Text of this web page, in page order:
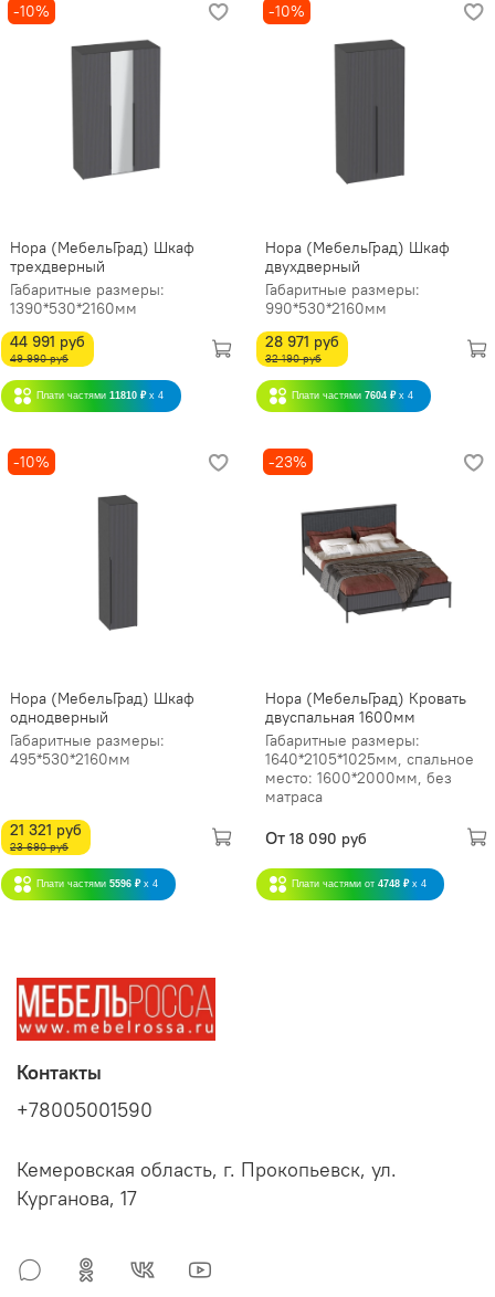
-10%
Нора (МебельГрад) Шкаф
трехдверный
Габаритные размеры:
1390*530*2160мм
44 991 руб
49 990 руб
Плати частями 11810 ₽ x 4
-10%
Нора (МебельГрад) Шкаф
двухдверный
Габаритные размеры:
990*530*2160мм
28 971 руб
32 190 руб
Плати частями 7604 ₽ x 4
-10%
Нора (МебельГрад) Шкаф
однодверный
Габаритные размеры:
495*530*2160мм
21 321 руб
23 690 руб
Плати частями 5596 ₽ x 4
-23%
Нора (МебельГрад) Кровать
двуспальная 1600мм
Габаритные размеры:
1640*2105*1025мм, спальное
место: 1600*2000мм, без
матраса
От 18 090 руб
Плати частями от 4748 ₽ x 4
Контакты
+78005001590
Кемеровская область, г. Прокопьевск, ул.
Курганова, 17